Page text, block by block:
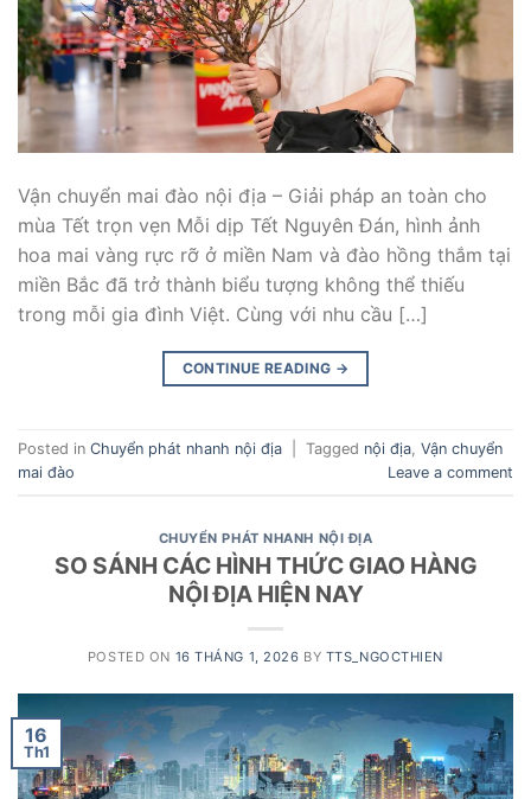
Vận chuyển mai đào nội địa – Giải pháp an toàn cho
mùa Tết trọn vẹn Mỗi dịp Tết Nguyên Đán, hình ảnh
hoa mai vàng rực rỡ ở miền Nam và đào hồng thắm tại
miền Bắc đã trở thành biểu tượng không thể thiếu
trong mỗi gia đình Việt. Cùng với nhu cầu […]
CONTINUE READING →
Posted in Chuyển phát nhanh nội địa Tagged nội địa Vận chuyển
mai đào
Leave a comment
CHUYỂN PHÁT NHANH NỘI ĐỊA
SO SÁNH CÁC HÌNH THỨC GIAO HÀNG
NỘI ĐỊA HIỆN NAY
POSTED ON 16 THÁNG 1, 2026 BY TTS_NGOCTHIEN
16
Th1